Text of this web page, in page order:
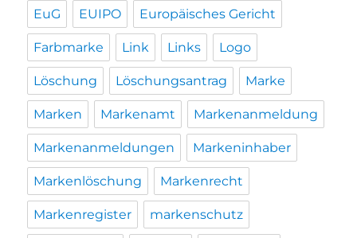
EuG EUIPO Europäisches Gericht
Farbmarke Link Links Logo
Löschung Löschungsantrag Marke
Marken Markenamt Markenanmeldung
Markenanmeldungen Markeninhaber
Markenlöschung Markenrecht
Markenregister markenschutz